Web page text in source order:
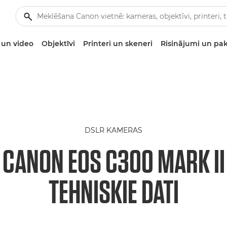
video Objektīvi Printeri un skeneri Risinājumi un
DSLR KAMERAS
CANON EOS C300 MARK II
TEHNISKIE DATI